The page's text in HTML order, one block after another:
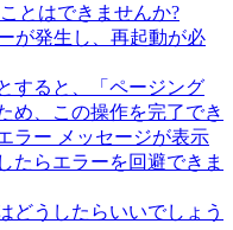
とはできませんか?
が発生し、再起動が必
すると、「ページング
め、この操作を完了でき
ラー メッセージが表示
たらエラーを回避できま
どうしたらいいでしょう